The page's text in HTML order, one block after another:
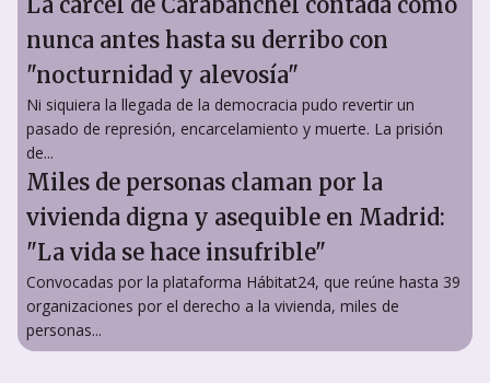
nunca antes hasta su derribo con
"nocturnidad y alevosía"
Ni siquiera la llegada de la democracia pudo revertir un
pasado de represión, encarcelamiento y muerte. La prisión
de...
Miles de personas claman por la
vivienda digna y asequible en Madrid:
"La vida se hace insufrible"
Convocadas por la plataforma Hábitat24, que reúne hasta 39
organizaciones por el derecho a la vivienda, miles de
personas...